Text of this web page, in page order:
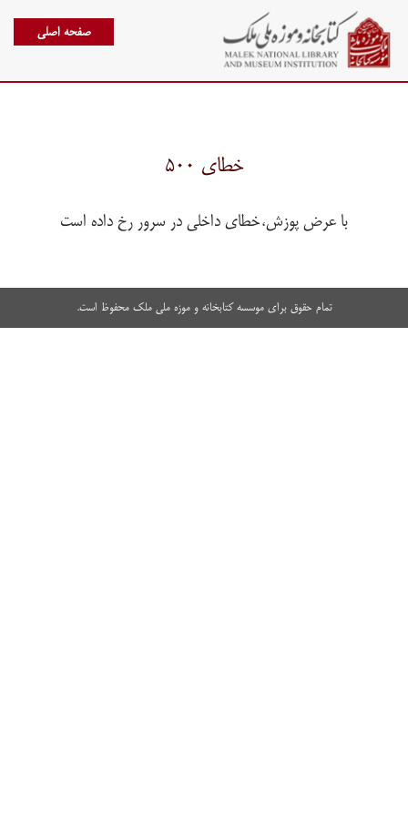
صفحه اصلی
خطای ۵۰۰
با عرض پوزش،خطای داخلی در سرور رخ داده است
تمام حقوق برای موسسه کتابخانه و موزه ملی ملک محفوظ است.